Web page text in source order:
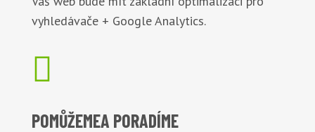
vyhledávače + Google Analytics.

POMŮŽEMEA PORADÍME